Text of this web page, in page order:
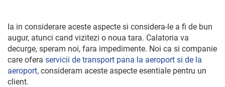
Ia in considerare aceste aspecte si considera-le a fi de bun
augur, atunci cand vizitezi o noua tara. Calatoria va
decurge, speram noi, fara impedimente. Noi ca si companie
care ofera servicii de transport pana la aeroport si de la
aeroport, consideram aceste aspecte esentiale pentru un
client.